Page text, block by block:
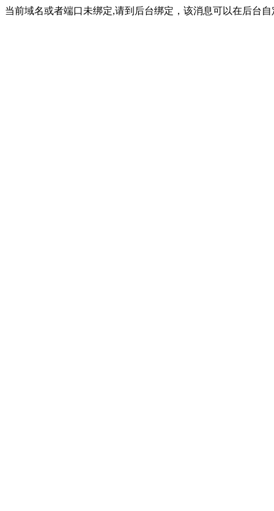
当前域名或者端口未绑定,请到后台绑定，该消息可以在后台自